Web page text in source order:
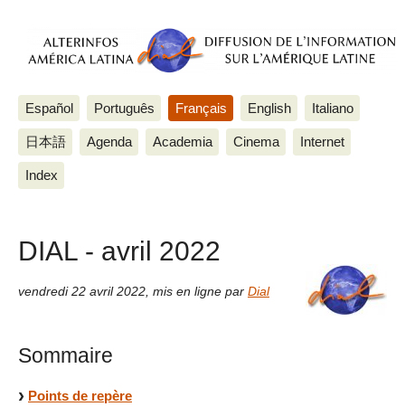
Español Português Français English Italiano
日本語 Agenda Academia Cinema Internet
Index
DIAL - avril 2022
vendredi 22 avril 2022 mis en ligne par Dial
Sommaire
Points de repère